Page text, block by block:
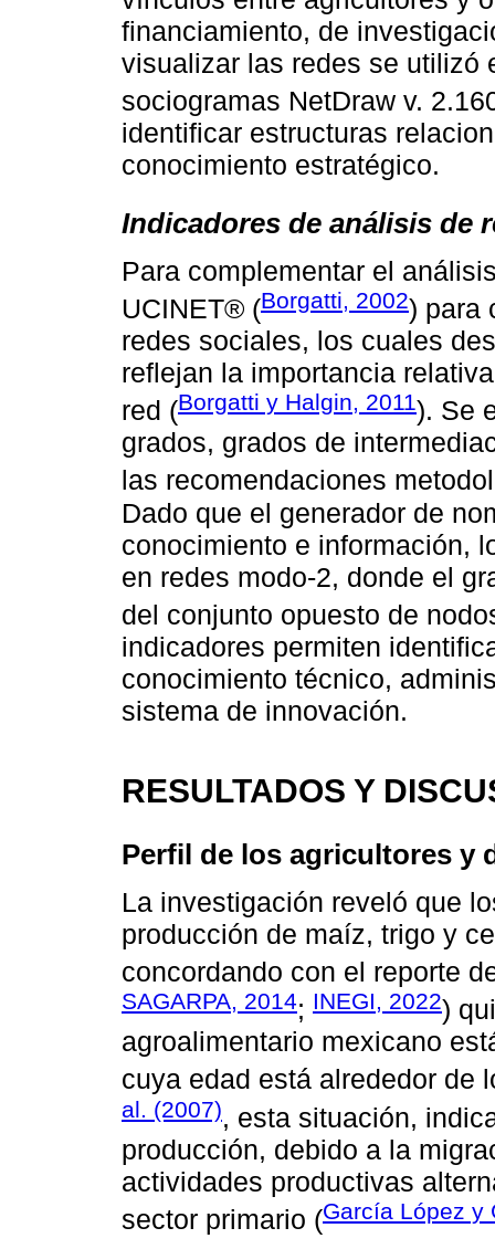
financiamiento, de
visualizar las redes se utilizó
sociogramas NetDraw v.
identificar estructuras
conocimiento estratégico.
Indicadores de análisis de
Para complementar el
UCINET® (Borgatti, 2002) para
redes sociales, los cuales
reflejan la importancia
red (Borgatti y Halgin, 2011). Se
grados, grados de
las recomendaciones
Dado que el generador de
conocimiento e información,
en redes modo-2, donde el
del conjunto opuesto de
indicadores permiten
conocimiento técnico,
sistema de innovación.
RESULTADOS Y
Perfil de los agricultores y
La investigación reveló que
producción de maíz, trigo y
concordando con el reporte
SAGARPA, 2014; INEGI, 2022)
agroalimentario mexicano
cuya edad está alrededor de
al. (2007), esta situación,
producción, debido a la
actividades productivas
sector primario (García López y